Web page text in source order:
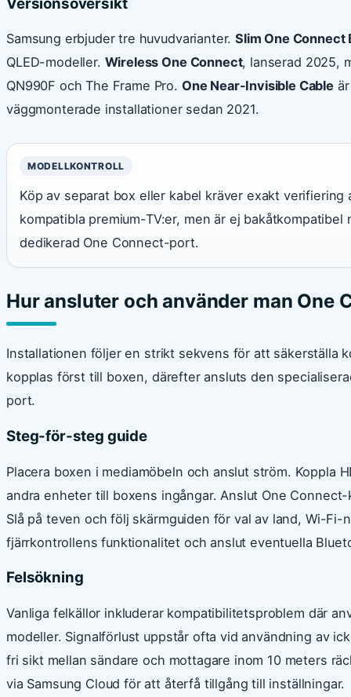
Samsung erbjuder tre huvudvarianter.Slim One Connect
QLED-modeller. Wireless One Connect, lanserad 2025,
QN990F och The Frame Pro. One Near-Invisible Cable
väggmonterade installationer sedan 2021.
MODELLKONTROLL
Köp av separat box eller kabel kräver exakt
kompatibla premium-TV:er, men är ej
dedikerad One Connect-port.
Hur ansluter och använder man One
Installationen följer en strikt sekvens för att säkerställa
kopplas först till boxen, därefter ansluts den
port.
Steg-för-steg guide
Placera boxen i mediamöbeln och anslut ström. Koppla
andra enheter till boxens ingångar. Anslut One
Slå på teven och följ skärmguiden för val av land, Wi-
fjärrkontrollens funktionalitet och anslut eventuella
Felsökning
Vanliga felkällor inkluderar kompatibilitetsproblem där
modeller. Signalförlust uppstår ofta vid användning av
fri sikt mellan sändare och mottagare inom 10 meters
via Samsung Cloud för att återfå tillgång till inställningar.